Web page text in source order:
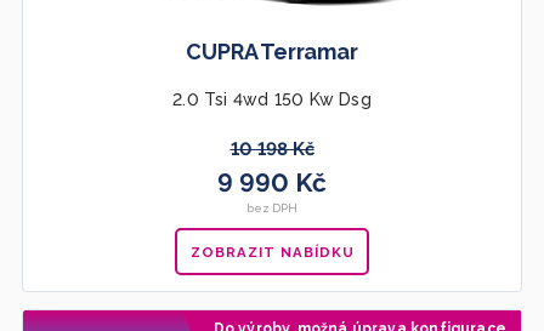
CUPRA Terramar
2.0 Tsi 4wd 150 Kw Dsg
10 198 Kč
9 990 Kč
bez DPH
ZOBRAZIT NABÍDKU